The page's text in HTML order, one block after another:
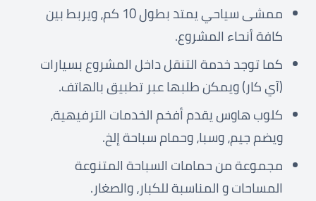
ممشى سياحي يمتد بطول 10 كم، ويربط بين
كافة أنحاء المشروع.
كما توجد خدمة التنقل داخل المشروع بسيارات
(آي كار) ويمكن طلبها عبر تطبيق بالهاتف.
كلوب هاوس يقدم أفخم الخدمات الترفيهية،
ويضم جيم، وسبا، وحمام سباحة إلخ.
مجموعة من حمامات السباحة المتنوعة
المساحات و المناسبة للكبار، والصغار.